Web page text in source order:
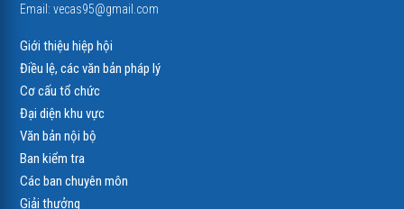
Email:vecas95@gmail.com
Giới thiệu hiệp hội
Điều lệ, các văn bản pháp lý
Cơ cấu tổ chức
Đại diện khu vực
Văn bản nội bộ
Ban kiểm tra
Các ban chuyên môn
Giải thưởng